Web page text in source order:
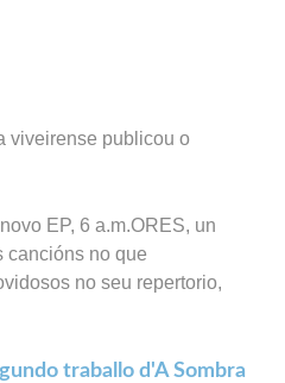
viveirense publicou o
EP, 6 a.m.ORES, un
cancións no que
no seu repertorio,
traballo d'A Sombra